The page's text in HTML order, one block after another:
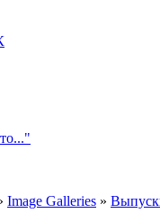
Image Galleries »